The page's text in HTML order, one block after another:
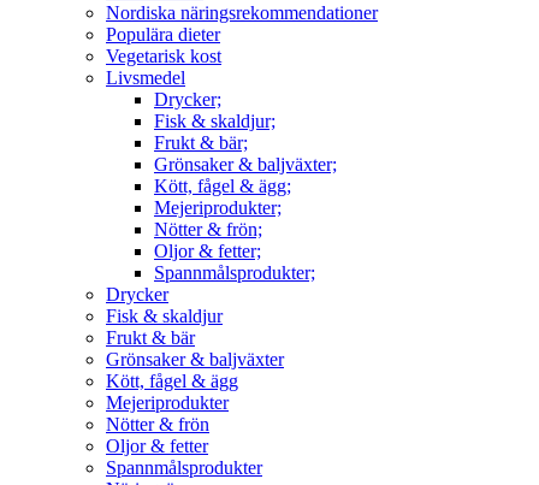
Nordiska näringsrekommendationer
Populära dieter
Vegetarisk kost
Livsmedel
Drycker;
Fisk & skaldjur;
Frukt & bär;
Grönsaker & baljväxter;
Kött, fågel & ägg;
Mejeriprodukter;
Nötter & frön;
Oljor & fetter;
Spannmålsprodukter;
Drycker
Fisk & skaldjur
Frukt & bär
Grönsaker & baljväxter
Kött, fågel & ägg
Mejeriprodukter
Nötter & frön
Oljor & fetter
Spannmålsprodukter